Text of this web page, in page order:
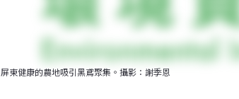
屏東健康的農地吸引黑鳶聚集。攝影：謝季恩